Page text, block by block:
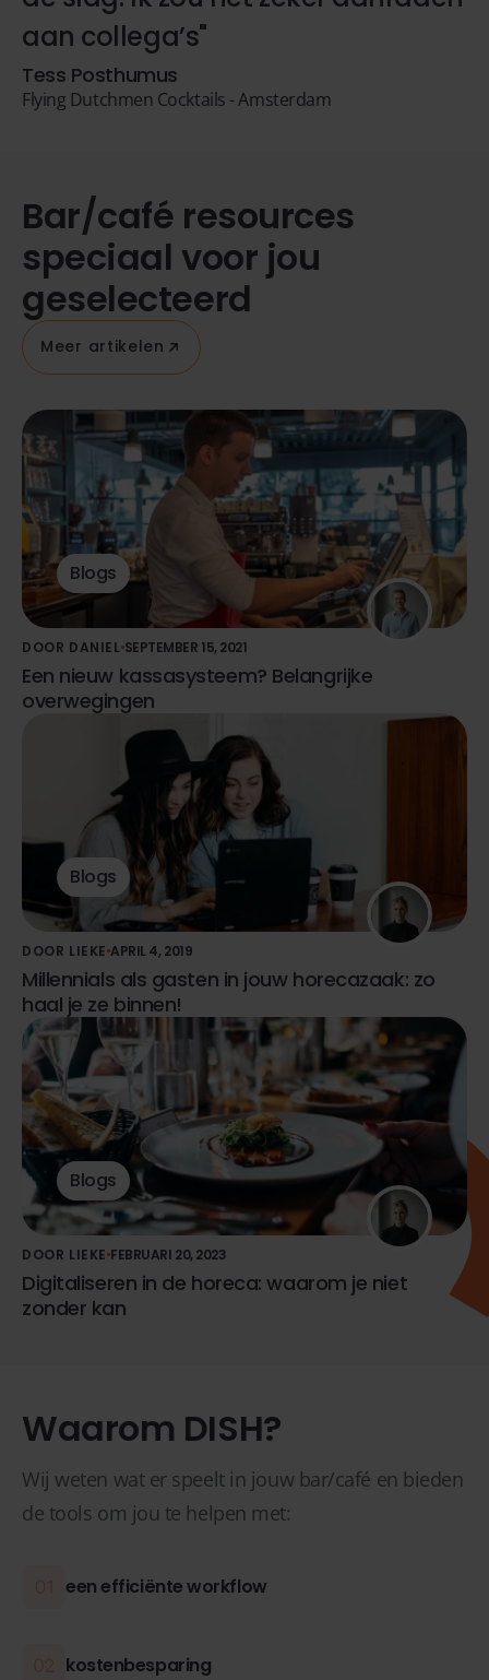
aan collega’s"
Tess Posthumus
Flying Dutchmen Cocktails - Amsterdam
Bar/café resources
speciaal voor jou
geselecteerd
Meer artikelen
Blogs
DOOR DANIEL SEPTEMBER 15, 2021
Een nieuw kassasysteem? Belangrijke
overwegingen
Blogs
DOOR LIEKE APRIL 4, 2019
Millennials als gasten in jouw horecazaak: zo
haal je ze binnen!
Blogs
DOOR LIEKE FEBRUARI 20, 2023
Digitaliseren in de horeca: waarom je niet
zonder kan
Waarom DISH?
Wij weten wat er speelt in jouw bar/café en bieden
de tools om jou te helpen met:
een efficiënte workflow
kostenbesparing